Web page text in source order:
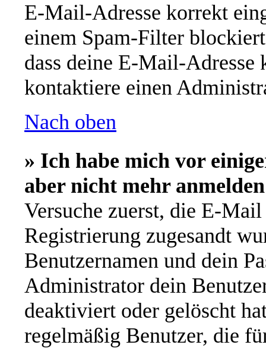
E-Mail-Adresse korrekt
einem Spam-Filter
dass deine E-Mail-Adresse
kontaktiere einen
Nach oben
» Ich habe mich vor
aber nicht mehr
Versuche zuerst, die E-
Registrierung zugesandt
Benutzernamen und dein
Administrator dein
deaktiviert oder gelöscht
regelmäßig Benutzer, die